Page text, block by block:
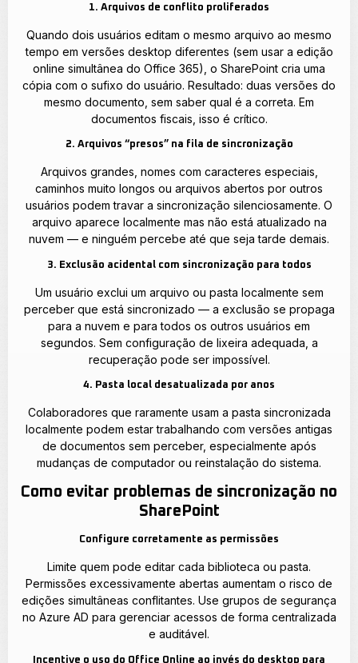
1. Arquivos de conflito proliferados
Quando dois usuários editam o mesmo arquivo ao mesmo
tempo em versões desktop diferentes (sem usar a edição
online simultânea do Office 365), o SharePoint cria uma
cópia com o sufixo do usuário. Resultado: duas versões do
mesmo documento, sem saber qual é a correta. Em
documentos fiscais, isso é crítico.
2. Arquivos “presos” na fila de sincronização
Arquivos grandes, nomes com caracteres especiais,
caminhos muito longos ou arquivos abertos por outros
usuários podem travar a sincronização silenciosamente. O
arquivo aparece localmente mas não está atualizado na
nuvem — e ninguém percebe até que seja tarde demais.
3. Exclusão acidental com sincronização para todos
Um usuário exclui um arquivo ou pasta localmente sem
perceber que está sincronizado — a exclusão se propaga
para a nuvem e para todos os outros usuários em
segundos. Sem configuração de lixeira adequada, a
recuperação pode ser impossível.
4. Pasta local desatualizada por anos
Colaboradores que raramente usam a pasta sincronizada
localmente podem estar trabalhando com versões antigas
de documentos sem perceber, especialmente após
mudanças de computador ou reinstalação do sistema.
Como evitar problemas de sincronização no
SharePoint
Configure corretamente as permissões
Limite quem pode editar cada biblioteca ou pasta.
Permissões excessivamente abertas aumentam o risco de
edições simultâneas conflitantes. Use grupos de segurança
no Azure AD para gerenciar acessos de forma centralizada
e auditável.
Incentive o uso do Office Online ao invés do desktop para